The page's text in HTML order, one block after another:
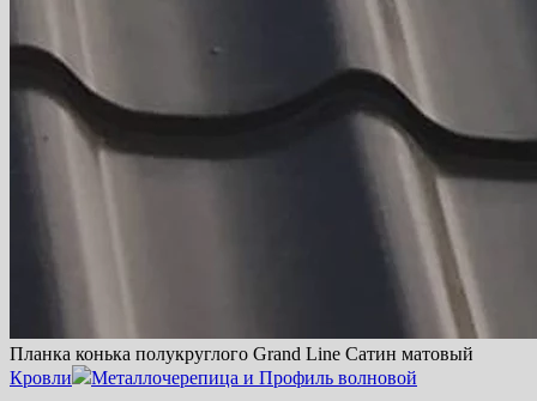
Планка конька полукруглого Grand Line Сатин матовый
Кровли
Металлочерепица и Профиль волновой